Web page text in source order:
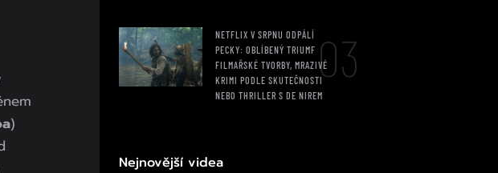
)
NETFLIX V SRPNU ODPÁLÍ
PECKY: OBLÍBENÝ TRIUMF
FILMAŘSKÉ TVORBY, MRAZIVÉ
KRIMI PODLE SKUTEČNOSTI
NEBO THRILLER S DE NIREM
03
Nejnovější videa